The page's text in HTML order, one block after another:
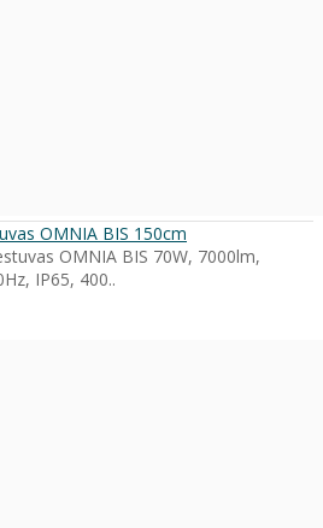
OMNIA BIS 150cm
OMNIA BIS 70W, 7000lm,
IP65, 400..